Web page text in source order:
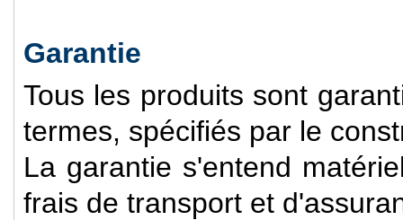
Garantie
Tous les produits sont
termes, spécifiés par le
La garantie s'entend
frais de transport et